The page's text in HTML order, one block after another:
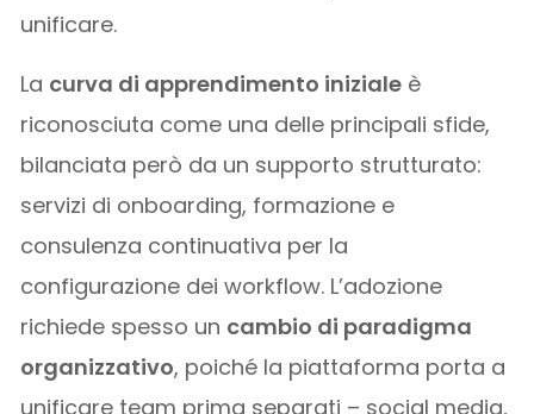
unificare.
La curva di apprendimento iniziale è
riconosciuta come una delle principali sfide,
bilanciata però da un supporto strutturato:
servizi di onboarding, formazione e
consulenza continuativa per la
configurazione dei workflow. L’adozione
richiede spesso un cambio di paradigma
organizzativo, poiché la piattaforma porta a
unificare team prima separati – social media,